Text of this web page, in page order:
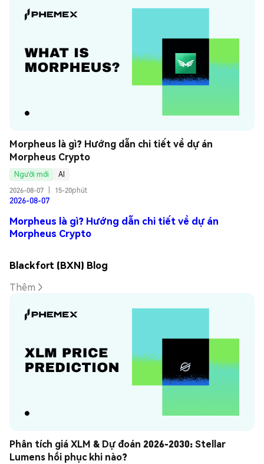
Morpheus là gì? Hướng dẫn chi tiết về dự án
Morpheus Crypto
Người mới
AI
2026-08-07
15-20phút
2026-08-07
Morpheus là gì? Hướng dẫn chi tiết về dự án
Morpheus Crypto
Blackfort (BXN) Blog
Thêm
Phân tích giá XLM & Dự đoán 2026-2030: Stellar
Lumens hồi phục khi nào?